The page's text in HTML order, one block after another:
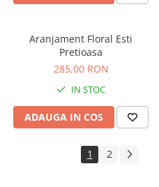
Aranjament Floral Esti
Pretioasa
285,00 RON
IN STOC
ADAUGA IN COS
1 2